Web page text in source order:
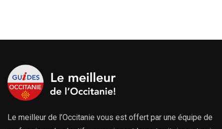
Le meilleur de l’Occitanie vous est offert par une équipe de